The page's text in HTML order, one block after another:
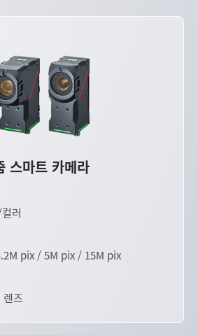
스마트 카메라
러
pix / 5M pix / 15M pix
렌즈